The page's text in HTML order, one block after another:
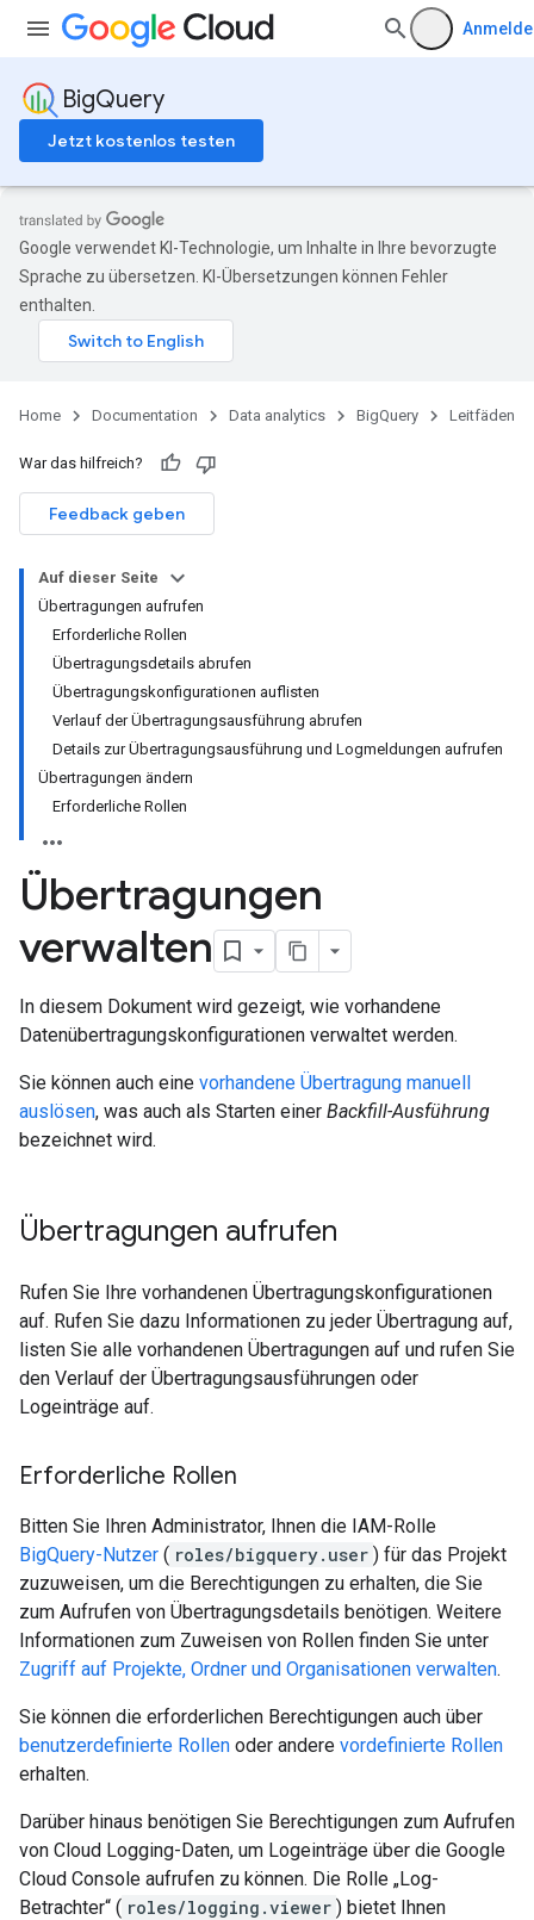
BigQuery
Jetzt kostenlos testen
Google verwendet KI-Technologie, um Inhalte in Ihre bevorzugte
Sprache zu übersetzen. KI-Übersetzungen können Fehler
enthalten.
Home Documentation Data analytics BigQuery Leitfäden
War das hilfreich?
Feedback geben
Auf dieser Seite
Übertragungen aufrufen
Erforderliche Rollen
Übertragungsdetails abrufen
Übertragungskonfigurationen auflisten
Verlauf der Übertragungsausführung abrufen
Details zur Übertragungsausführung und Logmeldungen aufrufen
Übertragungen ändern
Erforderliche Rollen
Übertragungen
verwalten
In diesem Dokument wird gezeigt, wie vorhandene
Datenübertragungskonfigurationen verwaltet werden.
Sie können auch eine vorhandene Übertragung manuell
auslösen, was auch als Starten einer Backfill-Ausführung
bezeichnet wird.
Übertragungen aufrufen
Rufen Sie Ihre vorhandenen Übertragungskonfigurationen
auf. Rufen Sie dazu Informationen zu jeder Übertragung auf,
listen Sie alle vorhandenen Übertragungen auf und rufen Sie
den Verlauf der Übertragungsausführungen oder
Logeinträge auf.
Erforderliche Rollen
Bitten Sie Ihren Administrator, Ihnen die IAM-Rolle
BigQuery-Nutzer ( roles/bigquery.user ) für das Projekt
zuzuweisen, um die Berechtigungen zu erhalten, die Sie
zum Aufrufen von Übertragungsdetails benötigen. Weitere
Informationen zum Zuweisen von Rollen finden Sie unter
Zugriff auf Projekte, Ordner und Organisationen verwalten.
Sie können die erforderlichen Berechtigungen auch über
benutzerdefinierte Rollen oder andere vordefinierte Rollen
erhalten.
Darüber hinaus benötigen Sie Berechtigungen zum Aufrufen
von Cloud Logging-Daten, um Logeinträge über die Google
Cloud Console aufrufen zu können. Die Rolle „Log-
Betrachter“ ( roles/logging.viewer ) bietet Ihnen